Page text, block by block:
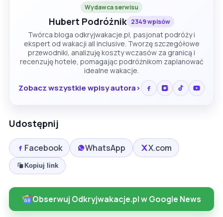
Wydawca serwisu
Hubert Podróżnik 2349 wpisów
Twórca bloga odkryjwakacje.pl, pasjonat podróży i
ekspert od wakacji all inclusive. Tworzę szczegółowe
przewodniki, analizuję koszty wczasów za granicą i
recenzuję hotele, pomagając podróżnikom zaplanować
idealne wakacje.
Zobacz wszystkie wpisy autora
Udostępnij
Facebook WhatsApp X.com
Kopiuj link
Obserwuj Odkryjwakacje.pl w Google News